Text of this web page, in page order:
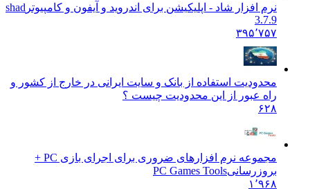
نرم افزار شاد - اپلیکیشن برای اندروید و آیفون و کامپیوتر shad
3.7.9
۳۹۵٬۷۵۷
محدودیت استفاده از بانک و سایت ایرانی در خارج از کشور و
راه عبور از این محدودیت چیست ؟
۶۲۸
مجموعه نرم افزارهای ضروری برای اجرای بازی PC +
بروزرسانیPC Games Tools
۱٬۹۶۸